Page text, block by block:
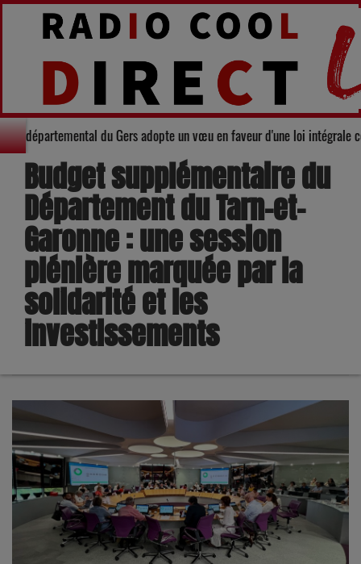
: Le Conseil départemental du Gers adopte un vœu en faveur d'une
Budget supplémentaire du
Département du Tarn-et-
Garonne : une session
plénière marquée par la
solidarité et les
investissements